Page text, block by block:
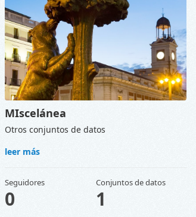
MIscelánea
Otros conjuntos de datos
leer más
Seguidores
0
Conjuntos de datos
1